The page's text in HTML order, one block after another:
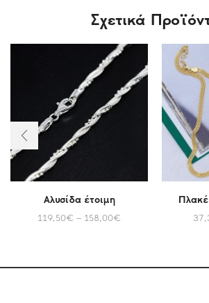
Σχετικά
Αλυσίδα έτοιμη
119,50€ – 158,00€
Πλακέ